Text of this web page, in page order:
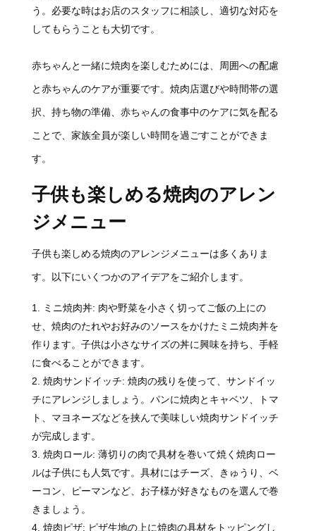
う。必要な時はお店のスタッフに相談し、適切な対応を
してもらうことも大切です。
赤ちゃんと一緒に焼肉を楽しむためには、周囲への配慮
と赤ちゃんのケアが重要です。焼肉店選びや時間帯の選
択、持ち物の準備、赤ちゃんの食事中のケアに気を配る
ことで、家族全員が楽しい時間を過ごすことができま
す。
子供も楽しめる焼肉のアレン
ジメニュー
子供も楽しめる焼肉のアレンジメニューは多くありま
す。以下にいくつかのアイデアをご紹介します。
ミニ焼肉丼: 肉や野菜を小さく切ってご飯の上にの
せ、焼肉のたれやお好みのソースをかけたミニ焼肉丼を
作ります。子供は小さなサイズの丼に興味を持ち、手軽
に食べることができます。
焼肉サンドイッチ: 焼肉の残りを使って、サンドイッ
チにアレンジしましょう。パンに焼肉とキャベツ、トマ
ト、マヨネーズなどを挟んで美味しい焼肉サンドイッチ
が完成します。
焼肉ロール: 薄切りの肉で具材を巻いて焼く焼肉ロー
ルは子供にも人気です。具材にはチーズ、きゅうり、ベ
ーコン、ピーマンなど、お子様が好きなものを選んで巻
きましょう。
焼肉ピザ: ピザ生地の上に焼肉の具材をトッピングし